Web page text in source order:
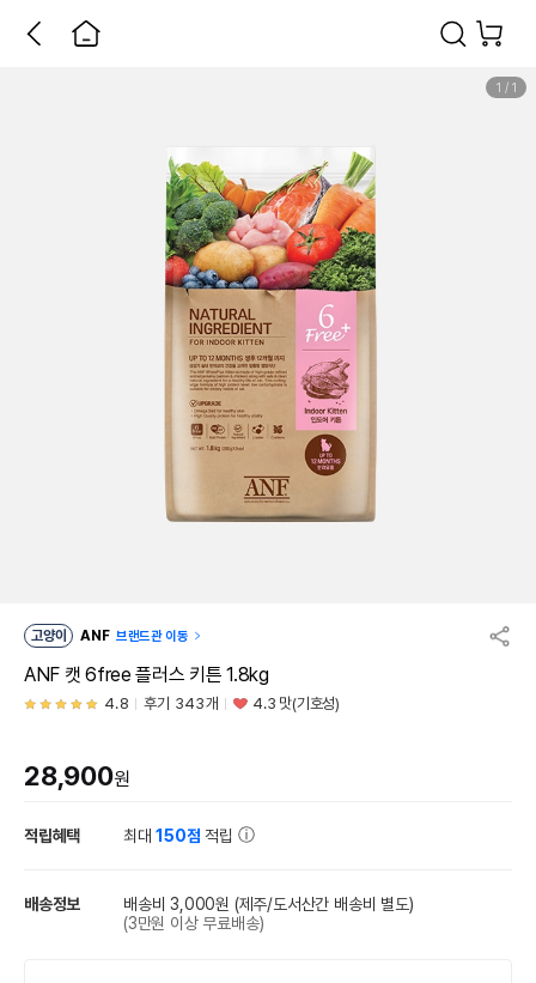
1 / 1
고양이 ANF 브랜드관 이동
ANF 캣 6free 플러스 키튼 1.8kg
4.8 후기 343개 4.3 맛(기호성)
28,900원
적립혜택 최대150점 적립
배송정보 배송비 3,000원 (제주/도서산간 배송비 별도)
(3만원 이상 무료배송)